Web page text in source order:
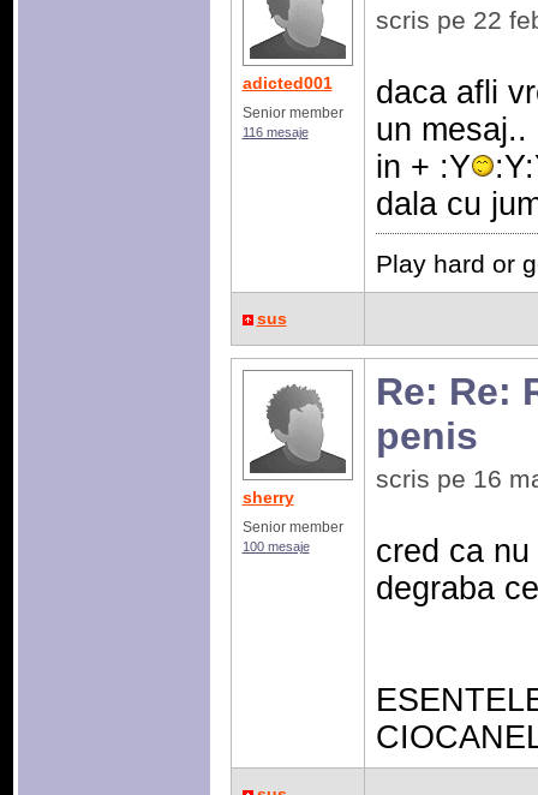
adicted001
Senior member
116 mesaje
scris pe 22
daca afli
un
in + :Y
dala cu
Play hard or
sus
sherry
Senior member
100 mesaje
Re: Re:
penis
scris pe 16
cred ca
degraba